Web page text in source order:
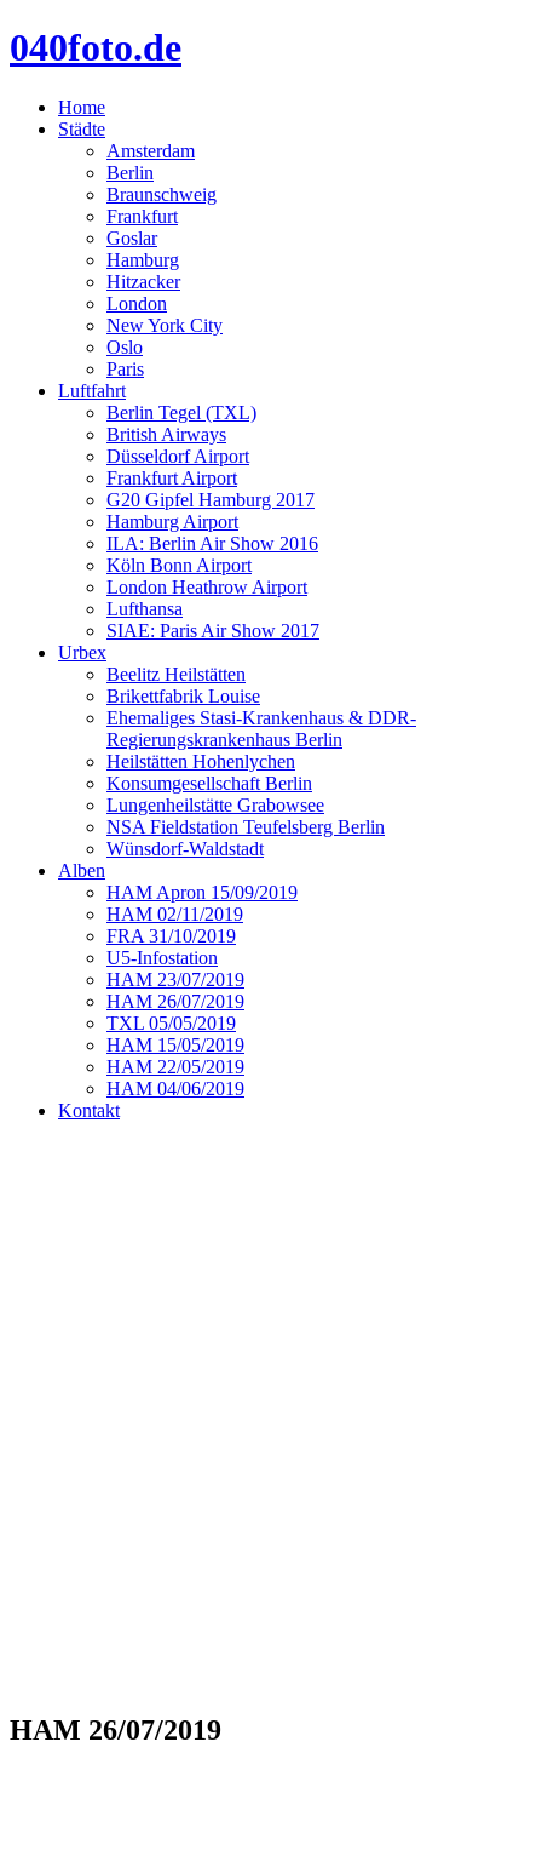
040foto.de
Home
Städte
Amsterdam
Berlin
Braunschweig
Frankfurt
Goslar
Hamburg
Hitzacker
London
New York City
Oslo
Paris
Luftfahrt
Berlin Tegel (TXL)
British Airways
Düsseldorf Airport
Frankfurt Airport
G20 Gipfel Hamburg 2017
Hamburg Airport
ILA: Berlin Air Show 2016
Köln Bonn Airport
London Heathrow Airport
Lufthansa
SIAE: Paris Air Show 2017
Urbex
Beelitz Heilstätten
Brikettfabrik Louise
Ehemaliges Stasi-Krankenhaus & DDR-
Regierungskrankenhaus Berlin
Heilstätten Hohenlychen
Konsumgesellschaft Berlin
Lungenheilstätte Grabowsee
NSA Fieldstation Teufelsberg Berlin
Wünsdorf-Waldstadt
Alben
HAM Apron 15/09/2019
HAM 02/11/2019
FRA 31/10/2019
U5-Infostation
HAM 23/07/2019
HAM 26/07/2019
TXL 05/05/2019
HAM 15/05/2019
HAM 22/05/2019
HAM 04/06/2019
Kontakt
HAM 26/07/2019